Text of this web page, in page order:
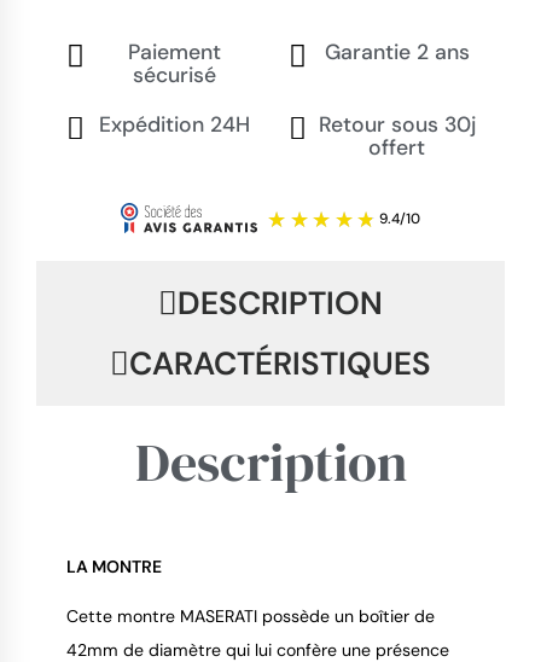
Paiement
sécurisé
Garantie 2 ans
Expédition 24H
Retour sous 30j
offert
DESCRIPTION
CARACTÉRISTIQUES
Description
LA MONTRE
Cette montre MASERATI possède un boîtier de
42mm de diamètre qui lui confère une présence